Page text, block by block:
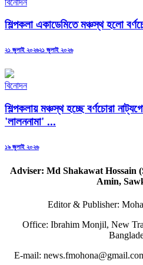
শিল্পকলা একাডেমিতে মঞ্চস্থ হলো
Posted
২১ জুলাই ২০২৬২১ জুলাই ২০২৬
বিনোদন
শিল্পকলায় মঞ্চস্থ হচ্ছে বর্ণচোরা
'লালননামা' ...
Posted
১৯ জুলাই ২০২৬
Adviser: Md Shakawat Hossain
Amin,
Editor & Publisher:
Office: Ibrahim Monjil, New
E-mail: